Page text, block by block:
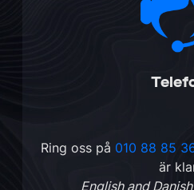
Ring oss på 010 88 85
är
English and